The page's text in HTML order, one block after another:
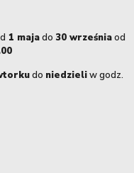
1 majado 30 wrześniaod
do niedzieliw godz.